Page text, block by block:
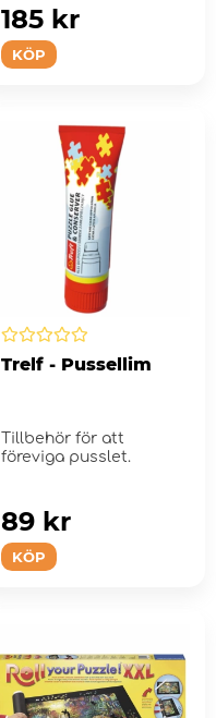
KÖP
185 kr
Trelf - Pussellim
Tillbehör för att
föreviga pusslet.
KÖP
89 kr